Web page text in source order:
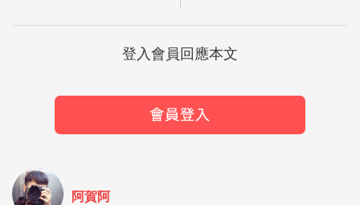
登入會員回應本文
阿賀阿